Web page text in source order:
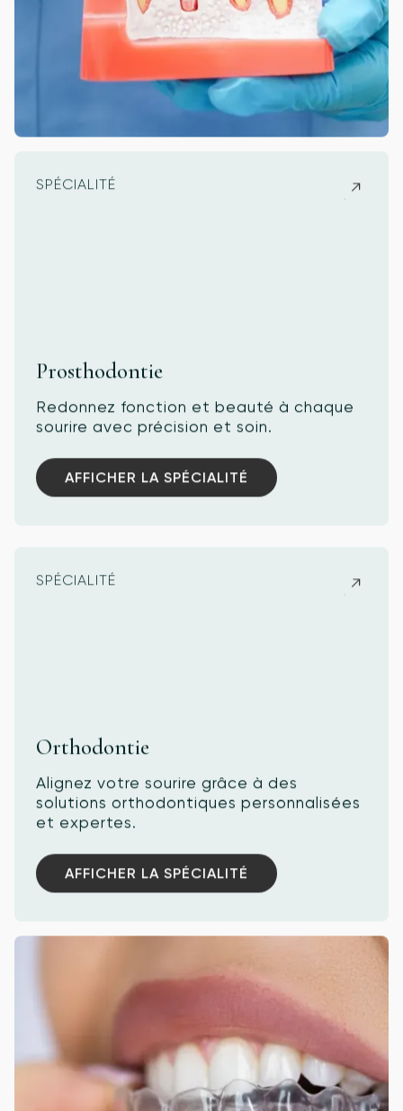
SPÉCIALITÉ
Prosthodontie
Redonnez fonction et beauté à chaque
sourire avec précision et soin.
AFFICHER LA SPÉCIALITÉ
SPÉCIALITÉ
Orthodontie
Alignez votre sourire grâce à des
solutions orthodontiques personnalisées
et expertes.
AFFICHER LA SPÉCIALITÉ